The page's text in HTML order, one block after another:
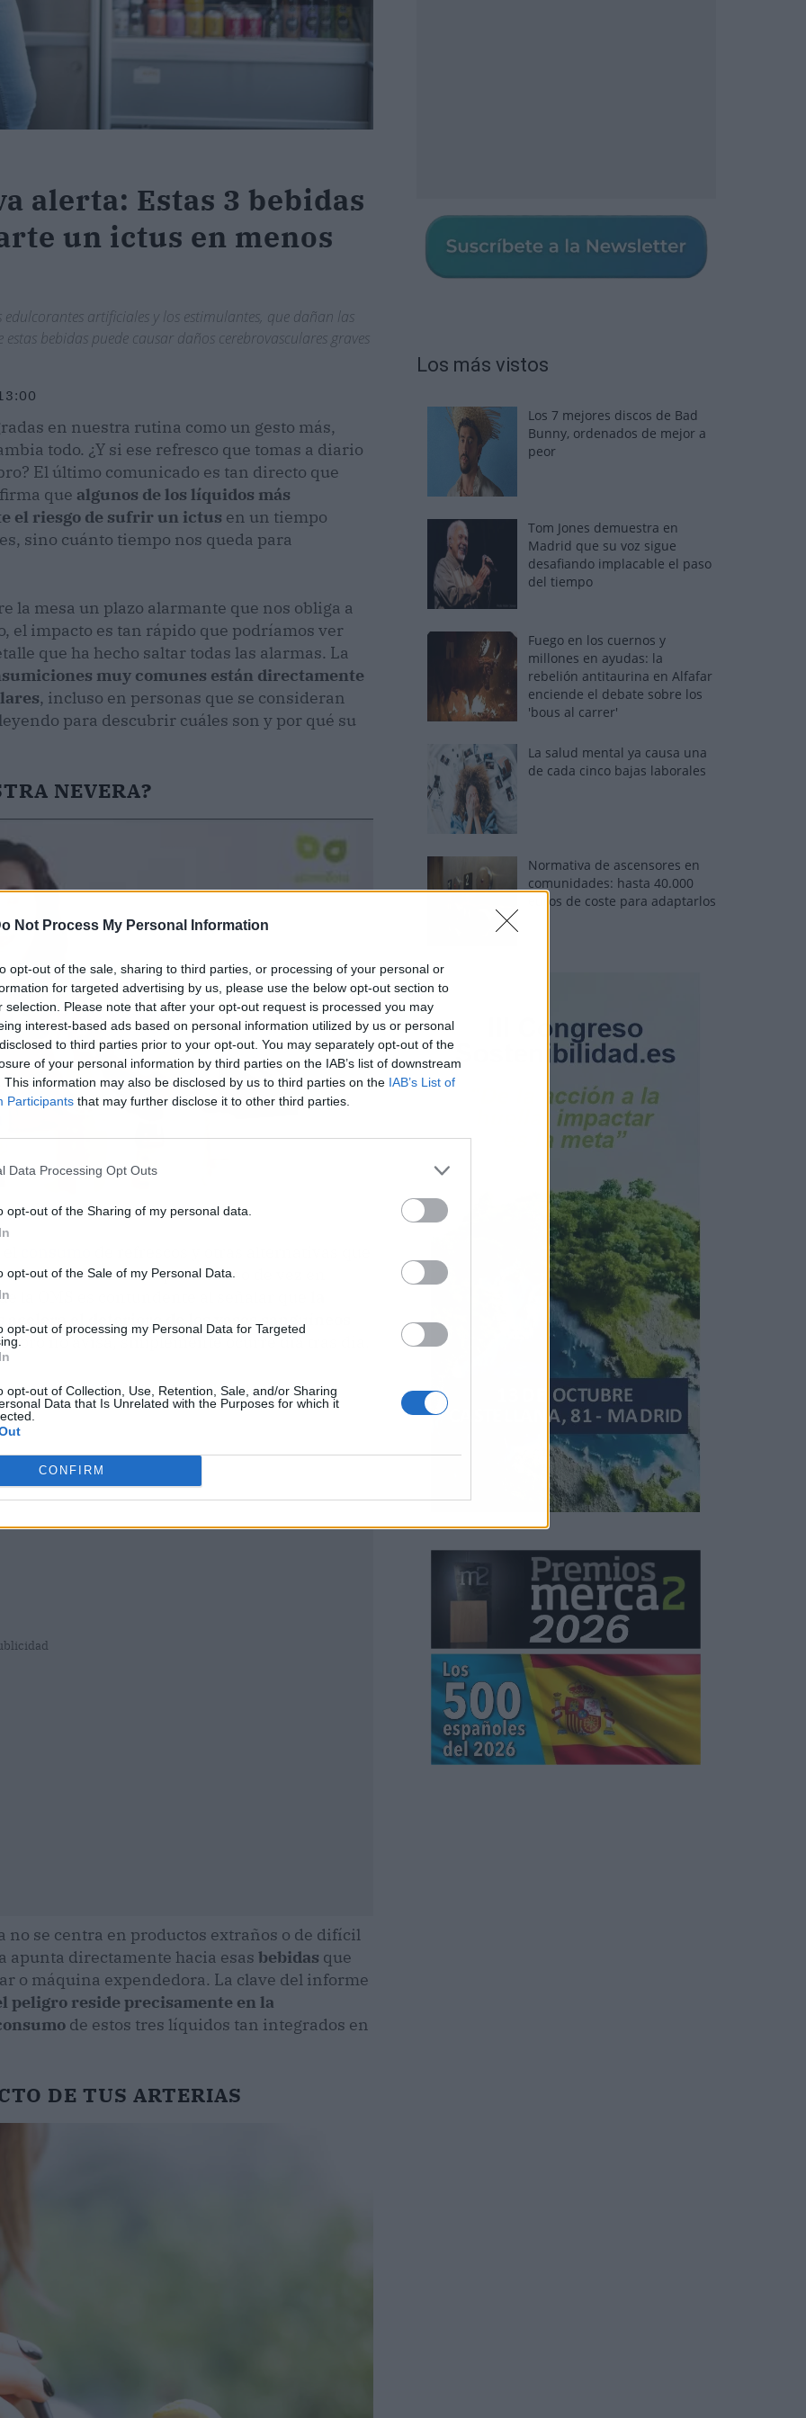
Not Process My Personal Information
opt-out of the sale, sharing to third parties, or processing of your personal or
for targeted advertising by us, please use the below opt-out section to
selection. Please note that after your opt-out request is processed you may
interest-based ads based on personal information utilized by us or personal
to third parties prior to your opt-out. You may separately opt-out of the
of your personal information by third parties on the IAB’s list of downstream
This information may also be disclosed by us to third parties on the IAB’s List of
Participants that may further disclose it to other third parties.
Data Processing Opt Outs
opt-out of the Sharing of my personal data.
opt-out of the Sale of my Personal Data.
opt-out of processing my Personal Data for Targeted
opt-out of Collection, Use, Retention, Sale, and/or Sharing
Data that Is Unrelated with the Purposes for which it
CONFIRM
alerta: Estas 3 bebidas
un ictus en menos
artificiales y los estimulantes, que dañan las
bebidas puede causar daños cerebrovasculares graves
en nuestra rutina como un gesto más,
todo. ¿Y si ese refresco que tomas a diario
El último comunicado es tan directo que
que algunos de los líquidos más
el riesgo de sufrir un ictus en un tiempo
sino cuánto tiempo nos queda para
la mesa un plazo alarmante que nos obliga a
el impacto es tan rápido que podríamos ver
que ha hecho saltar todas las alarmas. La
muy comunes están directamente
, incluso en personas que se consideran
para descubrir cuáles son y por qué su
NEVERA?
Creemos que un vaso de vez en
la OMS es contundente al señalar que
el deterioro de los vasos sanguíneos
no avisa, simplemente ocurre día tras día.
se centra en productos extraños o de difícil
apunta directamente hacia esas bebidas que
o máquina expendedora. La clave del informe
peligro reside precisamente en la
de estos tres líquidos tan integrados en
DE TUS ARTERIAS
Los más vistos
Los 7 mejores discos de Bad
Bunny, ordenados de mejor a
peor
Tom Jones demuestra en
Madrid que su voz sigue
desafiando implacable el paso
del tiempo
Fuego en los cuernos y
millones en ayudas: la
rebelión antitaurina en Alfafar
enciende el debate sobre los
'bous al carrer'
La salud mental ya causa una
de cada cinco bajas laborales
Normativa de ascensores en
comunidades: hasta 40.000
euros de coste para adaptarlos